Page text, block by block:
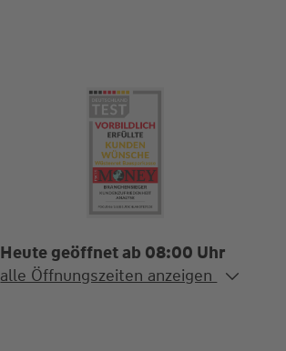
Heute geöffnet ab 08:00 Uhr
Alle Öffnungszeiten
alle Öffnungszeiten anzeigen